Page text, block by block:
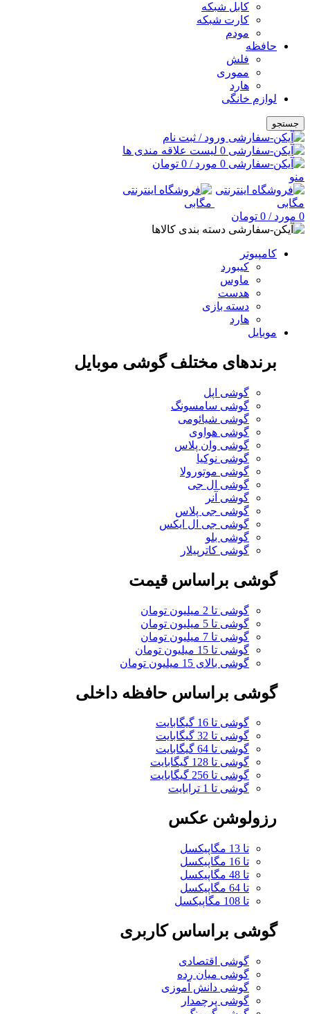
کابل شبکه
کارت شبکه
مودم
حافظه
فلش
مموری
هارد
لوازم خانگی
جستجو
ورود / ثبت نام
0 لیست علاقه مندی ها
0 مورد/
0 تومان
منو
0 مورد/
0 تومان
دسته بندی کالاها
کامپیوتر
کیبورد
ماوس
هدست
دسته بازی
هارد
موبایل
برندهای مختلف گوشی موبایل
گوشی اپل
گوشی سامسونگ
گوشی شیائومی
گوشی هواوی
گوشی وان پلاس
گوشی نوکیا
گوشی موتورولا
گوشی ال جی
گوشی آنر
گوشی جی پلاس
گوشی جی ال ایکس
گوشی بلو
گوشی کاترپیلار
گوشی براساس قیمت
گوشی تا 2 میلیون تومان
گوشی تا 5 میلیون تومان
گوشی تا 7 میلیون تومان
گوشی تا 15 میلیون تومان
گوشی بالای 15 میلیون تومان
گوشی براساس حافظه داخلی
گوشی تا 16 گیگابایت
گوشی تا 32 گیگابایت
گوشی تا 64 گیگابایت
گوشی تا 128 گیگابایت
گوشی تا 256 گیگابایت
گوشی تا 1 ترابایت
رزولوشن عکس
تا 13 مگاپیکسل
تا 16 مگاپیکسل
تا 48 مگاپیکسل
تا 64 مگاپیکسل
تا 108 مگاپیکسل
گوشی براساس کاربری
گوشی اقتصادی
گوشی میان رده
گوشی دانش آموزی
گوشی پرچمدار